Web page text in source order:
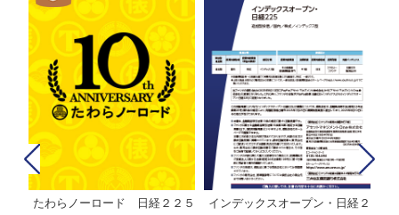
たわらノーロード 日経２２５
インデックスオープン・日経２